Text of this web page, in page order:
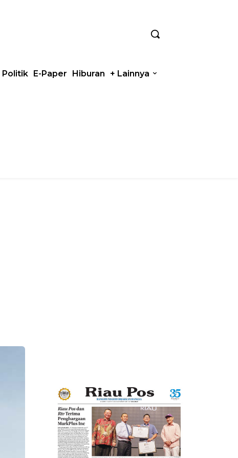
Politik E-Paper Hiburan + Lainnya